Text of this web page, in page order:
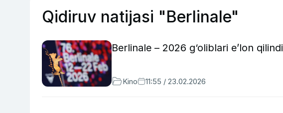
Qidiruv natijasi "Berlinale"
Berlinale – 2026 g‘oliblari e’lon qilindi
Kino 11:55 / 23.02.2026